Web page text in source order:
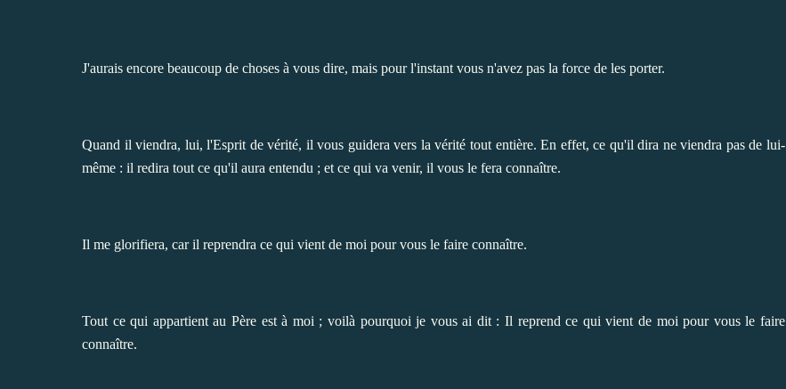
J'aurais encore beaucoup de choses à vous dire, mais pour l'instant vous n'avez pas la force de les porter.
Quand il viendra, lui, l'Esprit de vérité, il vous guidera vers la vérité tout entière. En effet, ce qu'il dira ne viendra pas de lui-
même : il redira tout ce qu'il aura entendu ; et ce qui va venir, il vous le fera connaître.
Il me glorifiera, car il reprendra ce qui vient de moi pour vous le faire connaître.
Tout ce qui appartient au Père est à moi ; voilà pourquoi je vous ai dit : Il reprend ce qui vient de moi pour vous le faire
connaître.